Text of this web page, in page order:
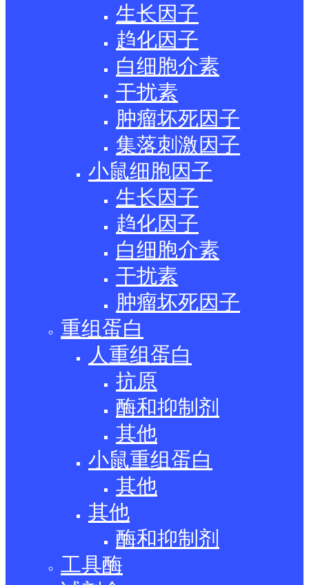
生长因子
趋化因子
白细胞介素
干扰素
肿瘤坏死因子
集落刺激因子
小鼠细胞因子
生长因子
趋化因子
白细胞介素
干扰素
肿瘤坏死因子
重组蛋白
人重组蛋白
抗原
酶和抑制剂
其他
小鼠重组蛋白
其他
其他
酶和抑制剂
工具酶